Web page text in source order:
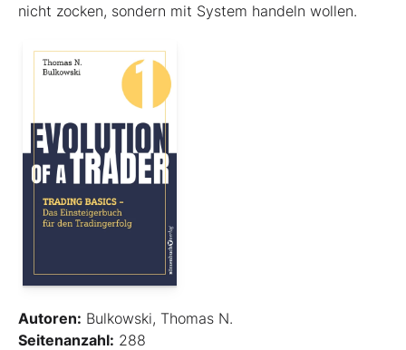
nicht zocken, sondern mit System handeln wollen.
Autoren: Bulkowski, Thomas N.
Seitenanzahl: 288